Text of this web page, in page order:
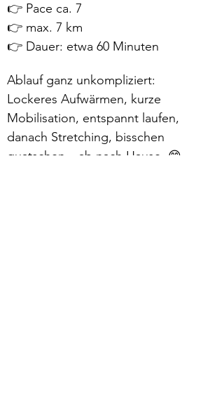
👉 Pace ca. 7
👉 max. 7 km
👉 Dauer: etwa 60 Minuten
Ablauf ganz unkompliziert:
Lockeres Aufwärmen, kurze
Mobilisation, entspannt laufen,
danach Stretching, bisschen
quatschen – ab nach Hause. 😁